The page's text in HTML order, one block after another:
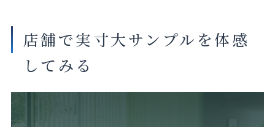
店舗で実寸大サンプルを体感
してみる